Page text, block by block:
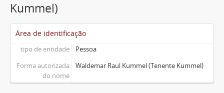
Kummel)
Área de identificação
tipo de entidade
Pessoa
Forma autorizada
do nome
Waldemar Raul Kummel (Tenente Kummel)